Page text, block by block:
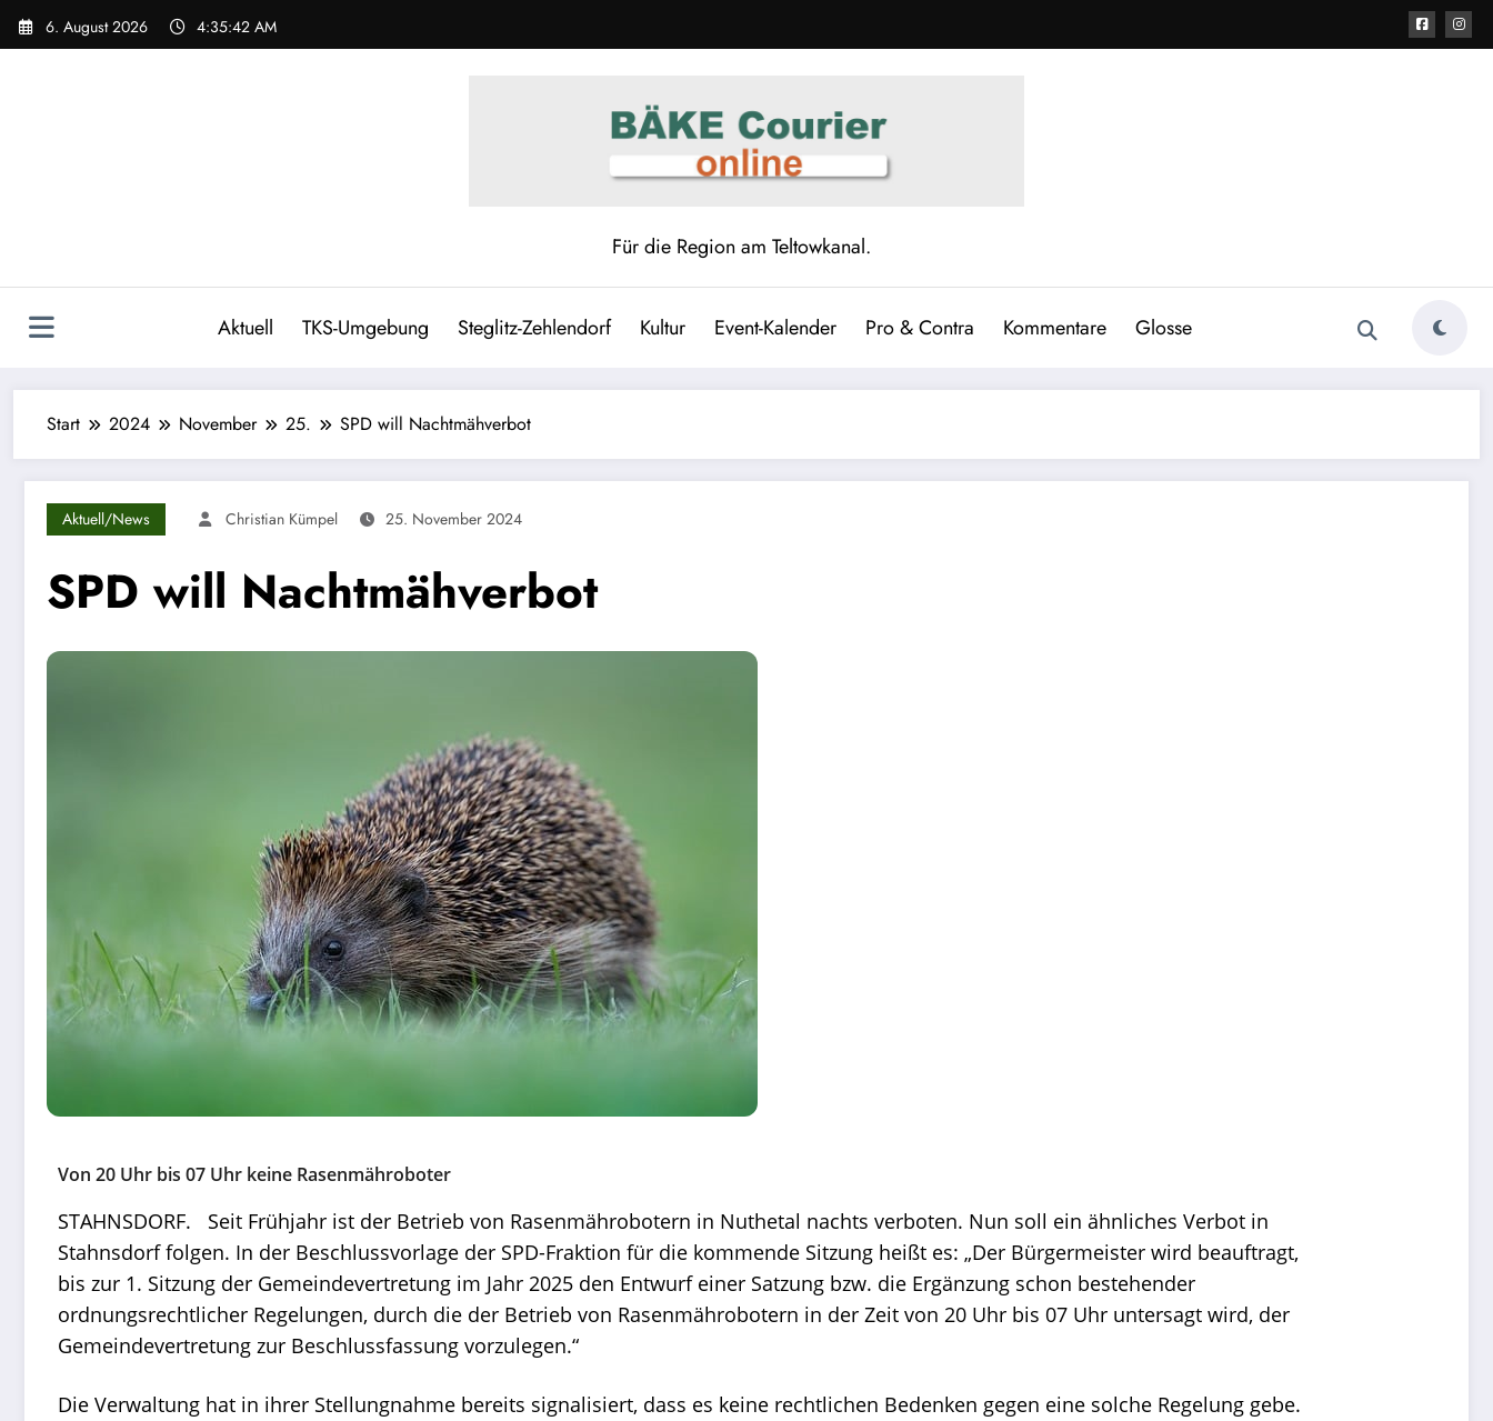
6. August 2026 4:35:43 AM
Für die Region am Teltowkanal.
Aktuell TKS-Umgebung Steglitz-Zehlendorf Kultur Event-Kalender Pro & Contra Kommentare Glosse
Start 2024 November 25. SPD will Nachtmähverbot
Aktuell/News Christian Kümpel 25. November 2024
SPD will Nachtmähverbot
Von 20 Uhr bis 07 Uhr keine Rasenmähroboter
STAHNSDORF. Seit Frühjahr ist der Betrieb von Rasenmährobotern in Nuthetal nachts verboten. Nun soll ein ähnliches Verbot in
Stahnsdorf folgen. In der Beschlussvorlage der SPD-Fraktion für die kommende Sitzung heißt es: „Der Bürgermeister wird beauftragt,
bis zur 1. Sitzung der Gemeindevertretung im Jahr 2025 den Entwurf einer Satzung bzw. die Ergänzung schon bestehender
ordnungsrechtlicher Regelungen, durch die der Betrieb von Rasenmährobotern in der Zeit von 20 Uhr bis 07 Uhr untersagt wird, der
Gemeindevertretung zur Beschlussfassung vorzulegen.“
Die Verwaltung hat in ihrer Stellungnahme bereits signalisiert, dass es keine rechtlichen Bedenken gegen eine solche Regelung gebe.